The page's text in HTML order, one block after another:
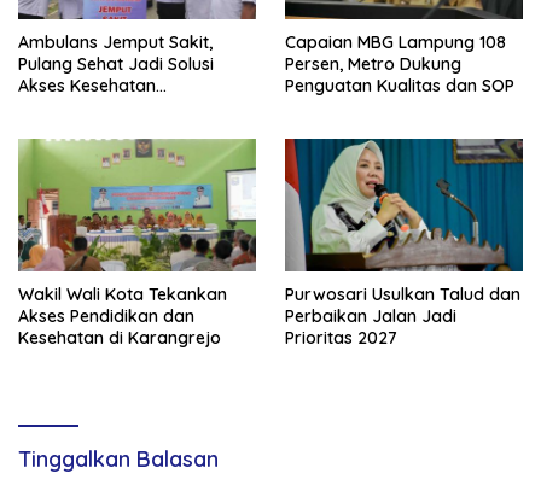
Ambulans Jemput Sakit,
Pulang Sehat Jadi Solusi
Akses Kesehatan
Capaian MBG Lampung 108
Persen, Metro Dukung
Penguatan Kualitas dan SOP
Wakil Wali Kota Tekankan
Akses Pendidikan dan
Kesehatan di Karangrejo
Purwosari Usulkan Talud dan
Perbaikan Jalan Jadi
Prioritas 2027
Tinggalkan Balasan